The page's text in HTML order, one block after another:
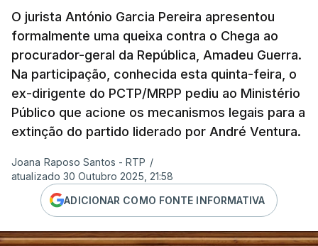
O jurista António Garcia Pereira apresentou
formalmente uma queixa contra o Chega ao
procurador-geral da República, Amadeu Guerra.
Na participação, conhecida esta quinta-feira, o
ex-dirigente do PCTP/MRPP pediu ao Ministério
Público que acione os mecanismos legais para a
extinção do partido liderado por André Ventura.
Joana Raposo Santos - RTP /
atualizado 30 Outubro 2025, 21:58
ADICIONAR COMO FONTE INFORMATIVA